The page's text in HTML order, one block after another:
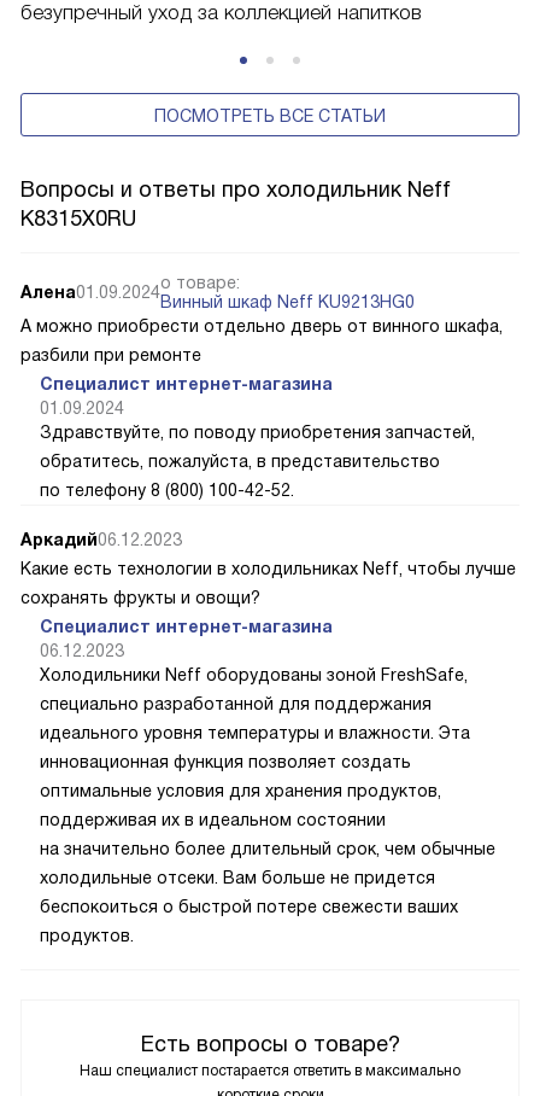
безупречный уход за коллекцией напитков
ПОСМОТРЕТЬ ВСЕ СТАТЬИ
Вопросы и ответы про холодильник Neff
K8315X0RU
Есть вопросы о товаре?
Наш специалист постарается ответить в максимально
Алена01.09.2024о товаре:
Винный шкаф Neff KU9213HG0
А можно приобрести отдельно дверь от винного шкафа,
разбили при ремонте
Специалист интернет-магазина
01.09.2024
Здравствуйте, по поводу приобретения запчастей,
обратитесь, пожалуйста, в представительство
по телефону 8 (800) 100-42-52.
Аркадий06.12.2023
Какие есть технологии в холодильниках Neff, чтобы лучше
сохранять фрукты и овощи?
Специалист интернет-магазина
06.12.2023
Холодильники Neff оборудованы зоной FreshSafe,
специально разработанной для поддержания
идеального уровня температуры и влажности. Эта
инновационная функция позволяет создать
оптимальные условия для хранения продуктов,
поддерживая их в идеальном состоянии
на значительно более длительный срок, чем обычные
холодильные отсеки. Вам больше не придется
беспокоиться о быстрой потере свежести ваших
продуктов.